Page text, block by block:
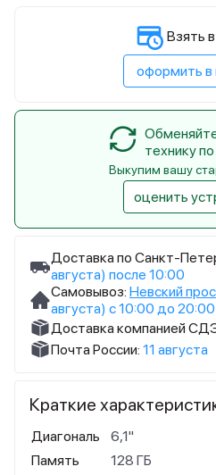
Доставка по Санкт-
августа) после 10:00
Самовывоз: Невский
августа) с 10:00 до 20:00
Доставка компанией
Почта России: 11 августа
Краткие
Диагональ
6,1"
Память
128 ГБ
Взять
оформить в
технику
Выкупим вашу
оценить